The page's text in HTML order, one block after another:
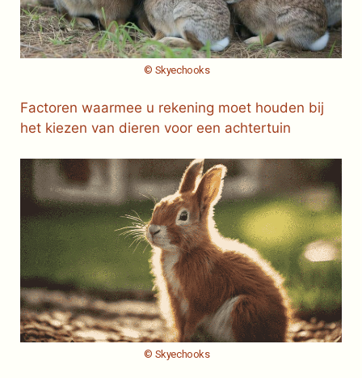
© Skyechooks
Factoren waarmee u rekening moet houden bij
het kiezen van dieren voor een achtertuin
© Skyechooks